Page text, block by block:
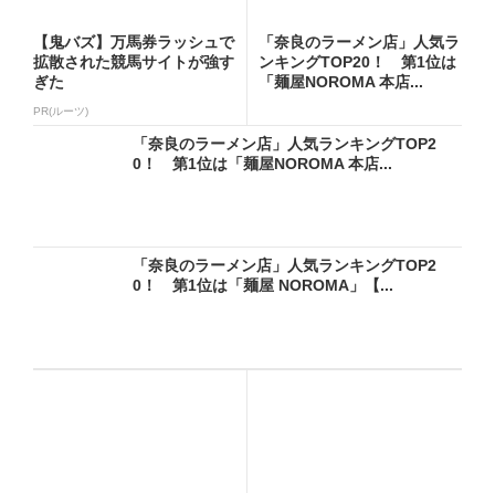
【鬼バズ】万馬券ラッシュで
拡散された競馬サイトが強す
ぎた
PR(ルーツ)
「奈良のラーメン店」人気ラ
ンキングTOP20！ 第1位は
「麺屋NOROMA 本店...
「奈良のラーメン店」人気ランキングTOP2
0！ 第1位は「麺屋NOROMA 本店...
「奈良のラーメン店」人気ランキングTOP2
0！ 第1位は「麺屋 NOROMA」【...